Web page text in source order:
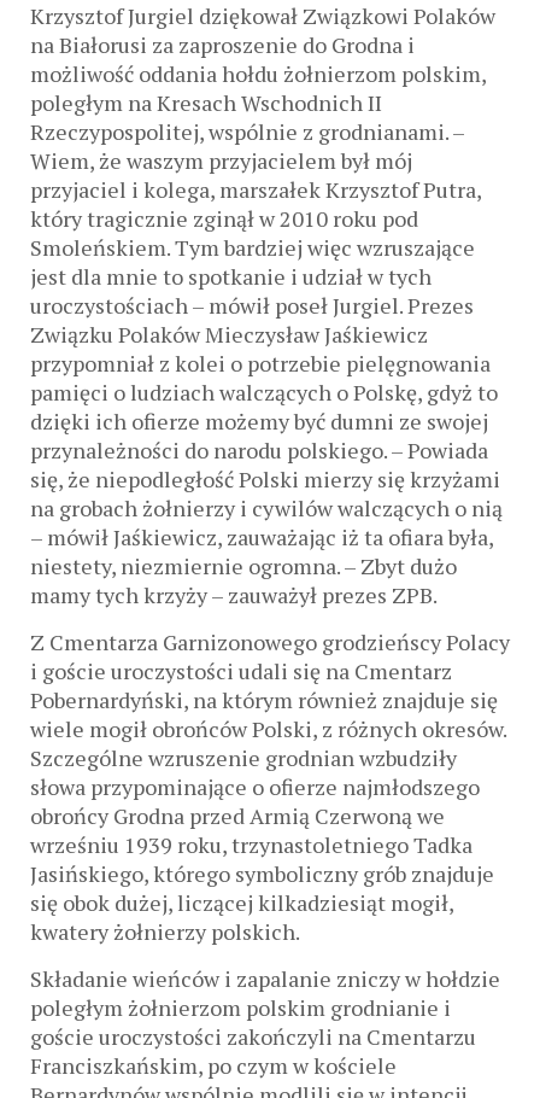
Krzysztof Jurgiel dziękował Związkowi Polaków
na Białorusi za zaproszenie do Grodna i
możliwość oddania hołdu żołnierzom polskim,
poległym na Kresach Wschodnich II
Rzeczypospolitej, wspólnie z grodnianami. –
Wiem, że waszym przyjacielem był mój
przyjaciel i kolega, marszałek Krzysztof Putra,
który tragicznie zginął w 2010 roku pod
Smoleńskiem. Tym bardziej więc wzruszające
jest dla mnie to spotkanie i udział w tych
uroczystościach – mówił poseł Jurgiel. Prezes
Związku Polaków Mieczysław Jaśkiewicz
przypomniał z kolei o potrzebie pielęgnowania
pamięci o ludziach walczących o Polskę, gdyż to
dzięki ich ofierze możemy być dumni ze swojej
przynależności do narodu polskiego. – Powiada
się, że niepodległość Polski mierzy się krzyżami
na grobach żołnierzy i cywilów walczących o nią
– mówił Jaśkiewicz, zauważając iż ta ofiara była,
niestety, niezmiernie ogromna. – Zbyt dużo
mamy tych krzyży – zauważył prezes ZPB.
Z Cmentarza Garnizonowego grodzieńscy Polacy
i goście uroczystości udali się na Cmentarz
Pobernardyński, na którym również znajduje się
wiele mogił obrońców Polski, z różnych okresów.
Szczególne wzruszenie grodnian wzbudziły
słowa przypominające o ofierze najmłodszego
obrońcy Grodna przed Armią Czerwoną we
wrześniu 1939 roku, trzynastoletniego Tadka
Jasińskiego, którego symboliczny grób znajduje
się obok dużej, liczącej kilkadziesiąt mogił,
kwatery żołnierzy polskich.
Składanie wieńców i zapalanie zniczy w hołdzie
poległym żołnierzom polskim grodnianie i
goście uroczystości zakończyli na Cmentarzu
Franciszkańskim, po czym w kościele